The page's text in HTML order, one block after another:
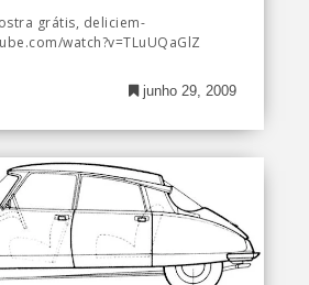
grátis, deliciem-
watch?v=TLuUQaGlZ
junho 29, 2009